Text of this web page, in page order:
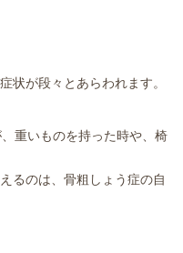
状が段々とあらわれます。
重いものを持った時や、椅
るのは、骨粗しょう症の自